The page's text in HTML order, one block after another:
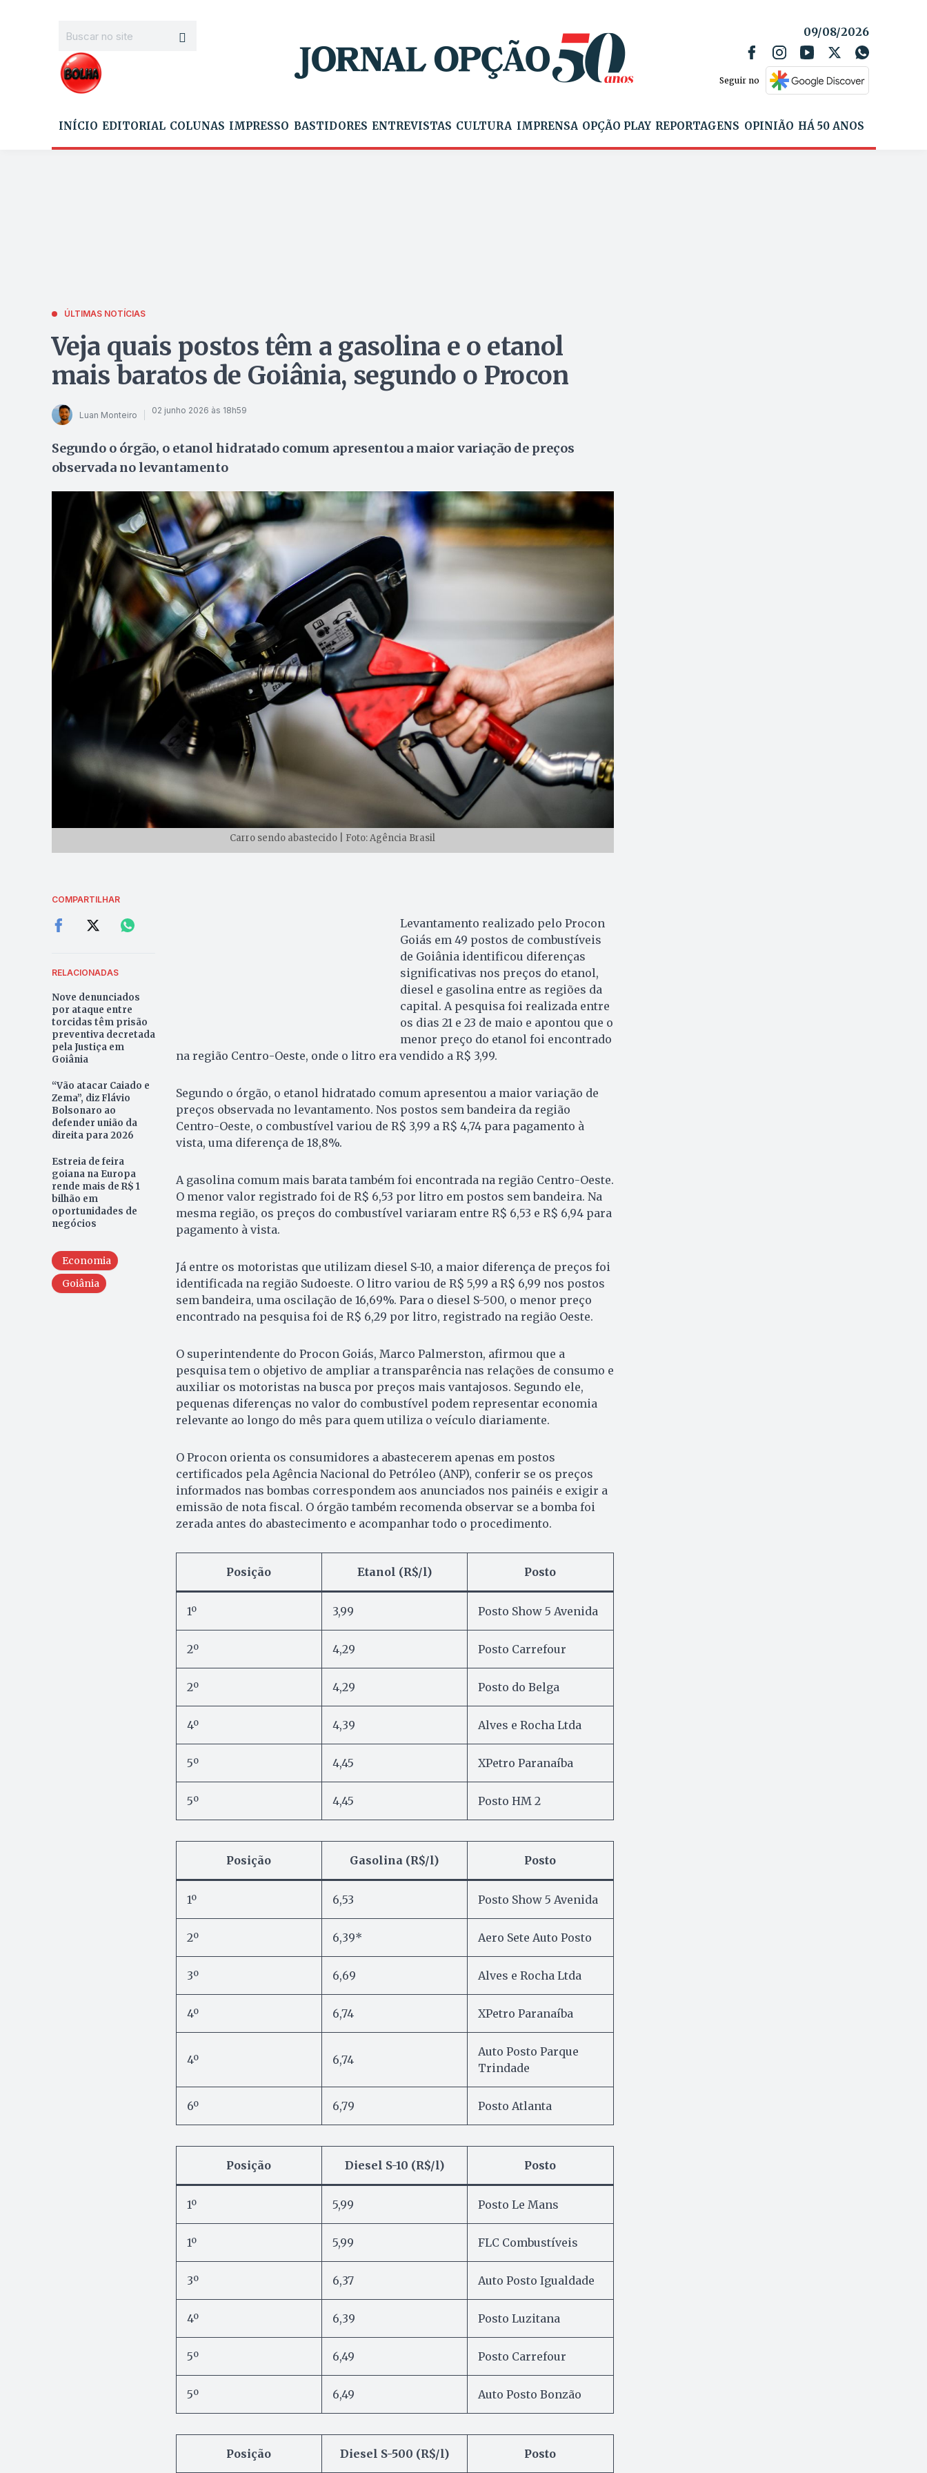
09/08/2026
Seguir no
INÍCIO EDITORIAL COLUNAS IMPRESSO BASTIDORES ENTREVISTAS CULTURA IMPRENSA OPÇÃO PLAY REPORTAGENS OPINIÃO HÁ 50 ANOS
ÚLTIMAS NOTÍCIAS
Veja quais postos têm a gasolina e o etanol
mais baratos de Goiânia, segundo o Procon
Luan Monteiro 02 junho 2026 às 18h59
Segundo o órgão, o etanol hidratado comum apresentou a maior variação de preços
observada no levantamento
Carro sendo abastecido | Foto: Agência Brasil
COMPARTILHAR
RELACIONADAS
Nove denunciados
por ataque entre
torcidas têm prisão
preventiva decretada
pela Justiça em
Goiânia
“Vão atacar Caiado e
Zema”, diz Flávio
Bolsonaro ao
defender união da
direita para 2026
Estreia de feira
goiana na Europa
rende mais de R$ 1
bilhão em
oportunidades de
negócios
Economia
Goiânia
Levantamento realizado pelo Procon
Goiás em 49 postos de combustíveis
de Goiânia identificou diferenças
significativas nos preços do etanol,
diesel e gasolina entre as regiões da
capital. A pesquisa foi realizada entre
os dias 21 e 23 de maio e apontou que o
menor preço do etanol foi encontrado
na região Centro-Oeste, onde o litro era vendido a R$ 3,99.
Segundo o órgão, o etanol hidratado comum apresentou a maior variação de
preços observada no levantamento. Nos postos sem bandeira da região
Centro-Oeste, o combustível variou de R$ 3,99 a R$ 4,74 para pagamento à
vista, uma diferença de 18,8%.
A gasolina comum mais barata também foi encontrada na região Centro-Oeste.
O menor valor registrado foi de R$ 6,53 por litro em postos sem bandeira. Na
mesma região, os preços do combustível variaram entre R$ 6,53 e R$ 6,94 para
pagamento à vista.
Já entre os motoristas que utilizam diesel S-10, a maior diferença de preços foi
identificada na região Sudoeste. O litro variou de R$ 5,99 a R$ 6,99 nos postos
sem bandeira, uma oscilação de 16,69%. Para o diesel S-500, o menor preço
encontrado na pesquisa foi de R$ 6,29 por litro, registrado na região Oeste.
O superintendente do Procon Goiás, Marco Palmerston, afirmou que a
pesquisa tem o objetivo de ampliar a transparência nas relações de consumo e
auxiliar os motoristas na busca por preços mais vantajosos. Segundo ele,
pequenas diferenças no valor do combustível podem representar economia
relevante ao longo do mês para quem utiliza o veículo diariamente.
O Procon orienta os consumidores a abastecerem apenas em postos
certificados pela Agência Nacional do Petróleo (ANP), conferir se os preços
informados nas bombas correspondem aos anunciados nos painéis e exigir a
emissão de nota fiscal. O órgão também recomenda observar se a bomba foi
zerada antes do abastecimento e acompanhar todo o procedimento.
Posição Etanol (R$/l) Posto
1º 3,99 Posto Show 5 Avenida
2º 4,29 Posto Carrefour
2º 4,29 Posto do Belga
4º 4,39 Alves e Rocha Ltda
5º 4,45 XPetro Paranaíba
5º 4,45 Posto HM 2
Posição Gasolina (R$/l) Posto
1º 6,53 Posto Show 5 Avenida
2º 6,39* Aero Sete Auto Posto
3º 6,69 Alves e Rocha Ltda
4º 6,74 XPetro Paranaíba
4º 6,74
Auto Posto Parque
Trindade
6º 6,79 Posto Atlanta
Posição Diesel S-10 (R$/l) Posto
1º 5,99 Posto Le Mans
1º 5,99 FLC Combustíveis
3º 6,37 Auto Posto Igualdade
4º 6,39 Posto Luzitana
5º 6,49 Posto Carrefour
5º 6,49 Auto Posto Bonzão
Posição Diesel S-500 (R$/l) Posto